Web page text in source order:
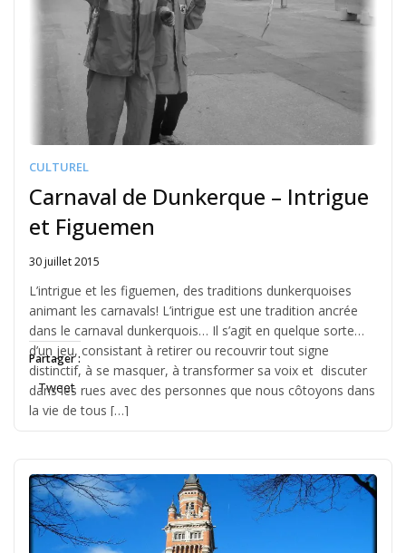
CULTUREL
Carnaval de Dunkerque – Intrigue
et Figuemen
Written
Jérémie
30 juillet 2015
L’intrigue et les figuemen, des traditions dunkerquoises
animant les carnavals! L’intrigue est une tradition ancrée
dans le carnaval dunkerquois… Il s’agit en quelque sorte
d’un jeu, consistant à retirer ou recouvrir tout signe
distinctif, à se masquer, à transformer sa voix et discuter
dans les rues avec des personnes que nous côtoyons dans
la vie de tous […]
Partager :
Tweet